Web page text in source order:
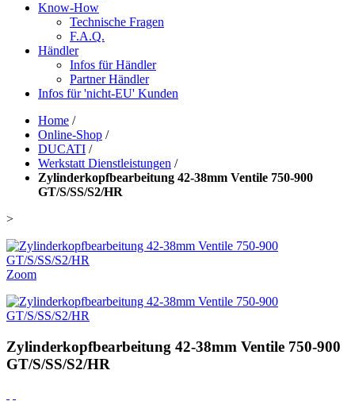
Know-How
Technische Fragen
F.A.Q.
Händler
Infos für Händler
Partner Händler
Infos für 'nicht-EU' Kunden
Home /
Online-Shop /
DUCATI /
Werkstatt Dienstleistungen /
Zylinderkopfbearbeitung 42-38mm Ventile 750-900
GT/S/SS/S2/HR
>
Zoom
Zylinderkopfbearbeitung 42-38mm Ventile 750-900
GT/S/SS/S2/HR